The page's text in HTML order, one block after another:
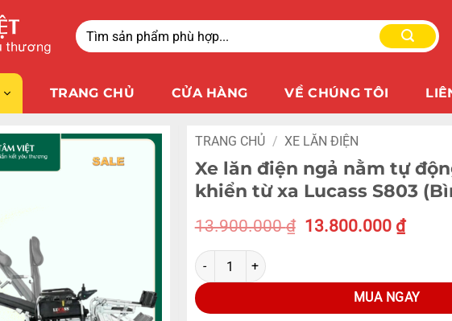
TRANG CHỦ CỬA HÀNG VỀ CHÚNG TÔI
TRANG CHỦ / XE LĂN ĐIỆN
Xe lăn điện ngả nằm tự
khiển từ xa Lucass S803
13.900.000₫ 13.800.000 ₫
MUA NGAY